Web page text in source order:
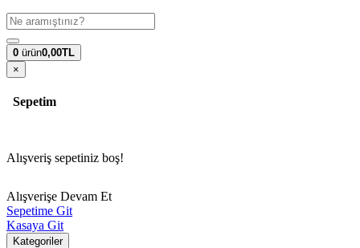
0 ürün0,00TL
×
Sepetim
Alışveriş sepetiniz boş!
Alışverişe Devam Et
Sepetime Git
Kasaya Git
Kategoriler